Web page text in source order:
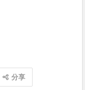
分享